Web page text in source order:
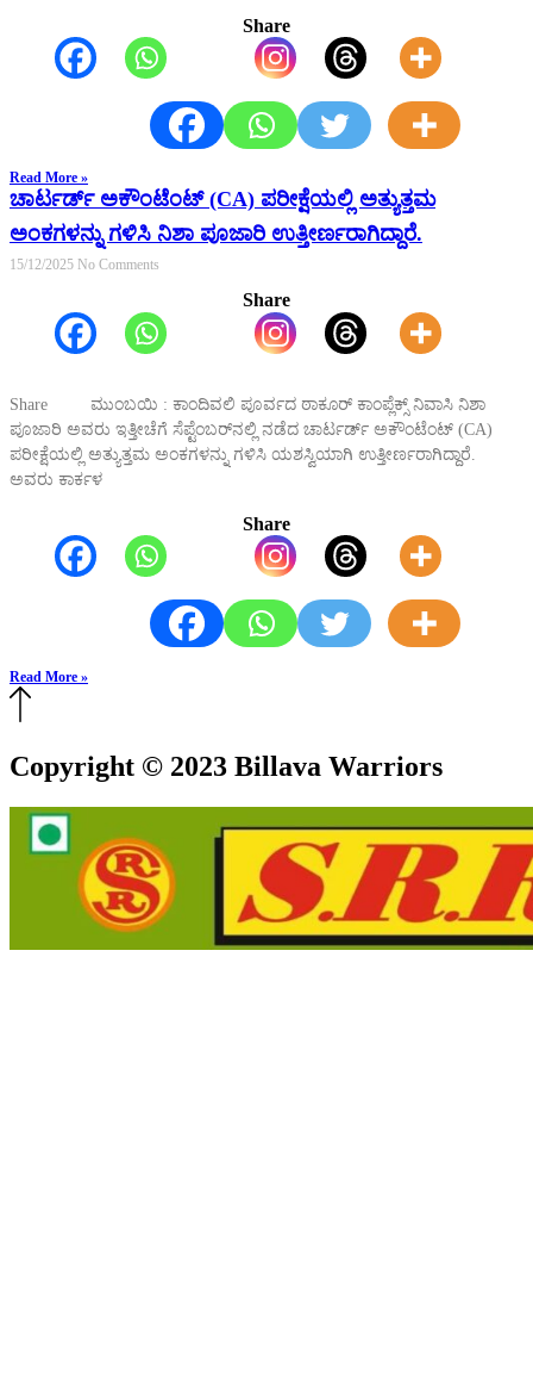
Share
Read More »
ಚಾರ್ಟರ್ಡ್ ಅಕೌಂಟೆಂಟ್ (CA) ಪರೀಕ್ಷೆಯಲ್ಲಿ ಅತ್ಯುತ್ತಮ
ಅಂಕಗಳನ್ನು ಗಳಿಸಿ ನಿಶಾ ಪೂಜಾರಿ ಉತ್ತೀರ್ಣರಾಗಿದ್ದಾರೆ.
15/12/2025 No Comments
Share
Share ಮುಂಬಯಿ : ಕಾಂದಿವಲಿ ಪೂರ್ವದ ಠಾಕೂರ್ ಕಾಂಪ್ಲೆಕ್ಸ್ ನಿವಾಸಿ ನಿಶಾ
ಪೂಜಾರಿ ಅವರು ಇತ್ತೀಚೆಗೆ ಸೆಪ್ಟೆಂಬರ್‌ನಲ್ಲಿ ನಡೆದ ಚಾರ್ಟರ್ಡ್ ಅಕೌಂಟೆಂಟ್ (CA)
ಪರೀಕ್ಷೆಯಲ್ಲಿ ಅತ್ಯುತ್ತಮ ಅಂಕಗಳನ್ನು ಗಳಿಸಿ ಯಶಸ್ವಿಯಾಗಿ ಉತ್ತೀರ್ಣರಾಗಿದ್ದಾರೆ.
ಅವರು ಕಾರ್ಕಳ
Share
Read More »
Copyright © 2023 Billava Warriors